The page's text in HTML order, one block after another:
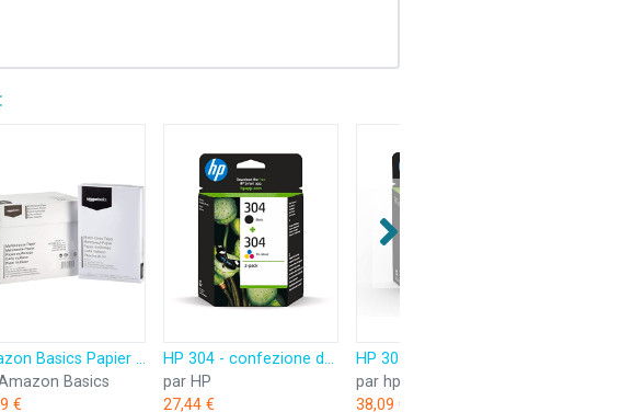
Amazon Basics Papier multiusage A4 80gsm, 2500 pièces, 5 lot de 500, blanc
Basics
€
HP 304 - confezione da 2 - nero pigmentato, colore (ciano, magenta, giallo)
par HP
27,44 €
par hp
38,09 €